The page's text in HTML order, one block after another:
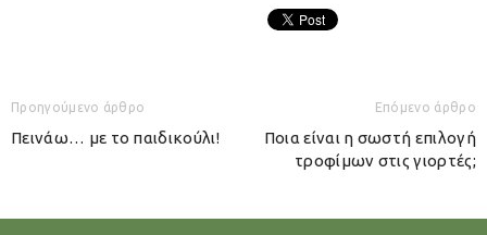
Προηγούμενο άρθρο
Πεινάω… με το παιδικούλι!
Επόμενο άρθρο
Ποια είναι η σωστή επιλογή
τροφίμων στις γιορτές;